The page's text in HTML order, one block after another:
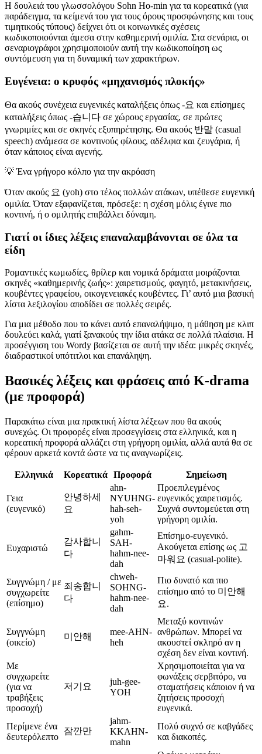
Η δουλειά του γλωσσολόγου Sohn Ho-min για τα κορεατικά (για
παράδειγμα, τα κείμενά του για τους όρους προσφώνησης και τους
τιμητικούς τύπους) δείχνει ότι οι κοινωνικές σχέσεις
κωδικοποιούνται άμεσα στην καθημερινή ομιλία. Στα σενάρια, οι
σεναριογράφοι χρησιμοποιούν αυτή την κωδικοποίηση ως
συντόμευση για τη δυναμική των χαρακτήρων.
Ευγένεια: ο κρυφός «μηχανισμός πλοκής»
Θα ακούς συνέχεια ευγενικές καταλήξεις όπως -요 και επίσημες
καταλήξεις όπως -습니다 σε χώρους εργασίας, σε πρώτες
γνωριμίες και σε σκηνές εξυπηρέτησης. Θα ακούς 반말 (casual
speech) ανάμεσα σε κοντινούς φίλους, αδέλφια και ζευγάρια, ή
όταν κάποιος είναι αγενής.
💡 Ένα γρήγορο κόλπο για την ακρόαση
Όταν ακούς 요 (yoh) στο τέλος πολλών ατάκων, υπέθεσε ευγενική
ομιλία. Όταν εξαφανίζεται, πρόσεξε: η σχέση μόλις έγινε πιο
κοντινή, ή ο ομιλητής επιβάλλει δύναμη.
Γιατί οι ίδιες λέξεις επαναλαμβάνονται σε όλα τα
είδη
Ρομαντικές κωμωδίες, θρίλερ και νομικά δράματα μοιράζονται
σκηνές «καθημερινής ζωής»: χαιρετισμούς, φαγητό, μετακινήσεις,
κουβέντες γραφείου, οικογενειακές κουβέντες. Γι’ αυτό μια βασική
λίστα λεξιλογίου αποδίδει σε πολλές σειρές.
Για μια μέθοδο που το κάνει αυτό επαναλήψιμο, η μάθηση με κλιπ
δουλεύει καλά, γιατί ξανακούς την ίδια ατάκα σε πολλά πλαίσια. Η
προσέγγιση του Wordy βασίζεται σε αυτή την ιδέα: μικρές σκηνές,
διαδραστικοί υπότιτλοι και επανάληψη.
Βασικές λέξεις και φράσεις από K-drama
(με προφορά)
Παρακάτω είναι μια πρακτική λίστα λέξεων που θα ακούς
συνεχώς. Οι προφορές είναι προσεγγίσεις στα ελληνικά, και η
κορεατική προφορά αλλάζει στη γρήγορη ομιλία, αλλά αυτά θα σε
φέρουν αρκετά κοντά ώστε να τις αναγνωρίζεις.
Ελληνικά Κορεατικά Προφορά Σημείωση
Γεια
(ευγενικό)
안녕하세
요
ahn-
NYUHNG-
hah-seh-
yoh
Προεπιλεγμένος
ευγενικός χαιρετισμός.
Συχνά συντομεύεται στη
γρήγορη ομιλία.
Ευχαριστώ
감사합니
다
gahm-
SAH-
hahm-nee-
dah
Επίσημο-ευγενικό.
Ακούγεται επίσης ως 고
마워요 (casual-polite).
Συγγνώμη / με
συγχωρείτε
(επίσημο)
죄송합니
다
chweh-
SOHNG-
hahm-nee-
dah
Πιο δυνατό και πιο
επίσημο από το 미안해
요.
Συγγνώμη
(οικείο)
미안해
mee-AHN-
heh
Μεταξύ κοντινών
ανθρώπων. Μπορεί να
ακουστεί σκληρό αν η
σχέση δεν είναι κοντινή.
Με
συγχωρείτε
(για να
τραβήξεις
προσοχή)
저기요
juh-gee-
YOH
Χρησιμοποιείται για να
φωνάξεις σερβιτόρο, να
σταματήσεις κάποιον ή να
ζητήσεις προσοχή
ευγενικά.
Περίμενε ένα
δευτερόλεπτο
잠깐만
jahm-
KKAHN-
mahn
Πολύ συχνό σε καβγάδες
και διακοπές.